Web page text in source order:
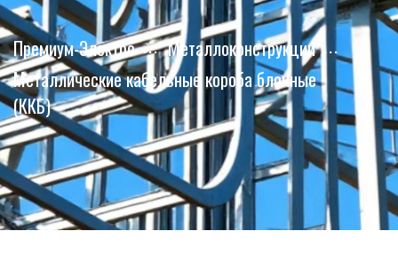
Премиум-Электро
Металлоконструкции
Металлические кабельные короба блочные
(ККБ)